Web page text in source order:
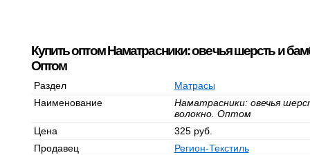
Купить оптом Наматрасники: овечья шерсть и
Оптом
Раздел
Матрасы
Наименование
Наматрасники: овечья
волокно. Оптом
Цена
325 руб.
Продавец
Регион-Текстиль